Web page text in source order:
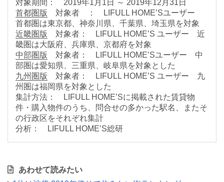
対象期間： 2019年1月1日 ～ 2019年12月31日
首都圏版
対象者 ： LIFULL HOME’Sユーザー
首都圏は東京都、神奈川県、千葉県、埼玉県を対象
近畿圏版
対象者： LIFULL HOME’S ユーザー 近
畿圏は大阪府、兵庫県、京都府を対象
中部圏版
対象者： LIFULL HOME’Sユーザー 中
部圏は愛知県、三重県、岐阜県を対象とした
九州圏版
対象者： LIFULL HOME’S ユーザー 九
州圏は福岡県を対象とした
集計方法： LIFULL HOME’Sに掲載された賃貸物
件・購入物件のうち、問合せの多かった駅名、またそ
の行政区をそれぞれ集計
分析： LIFULL HOME’S総研
あわせて読みたい